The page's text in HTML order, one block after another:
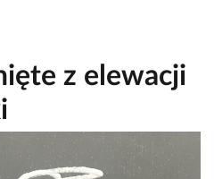
z elewacji